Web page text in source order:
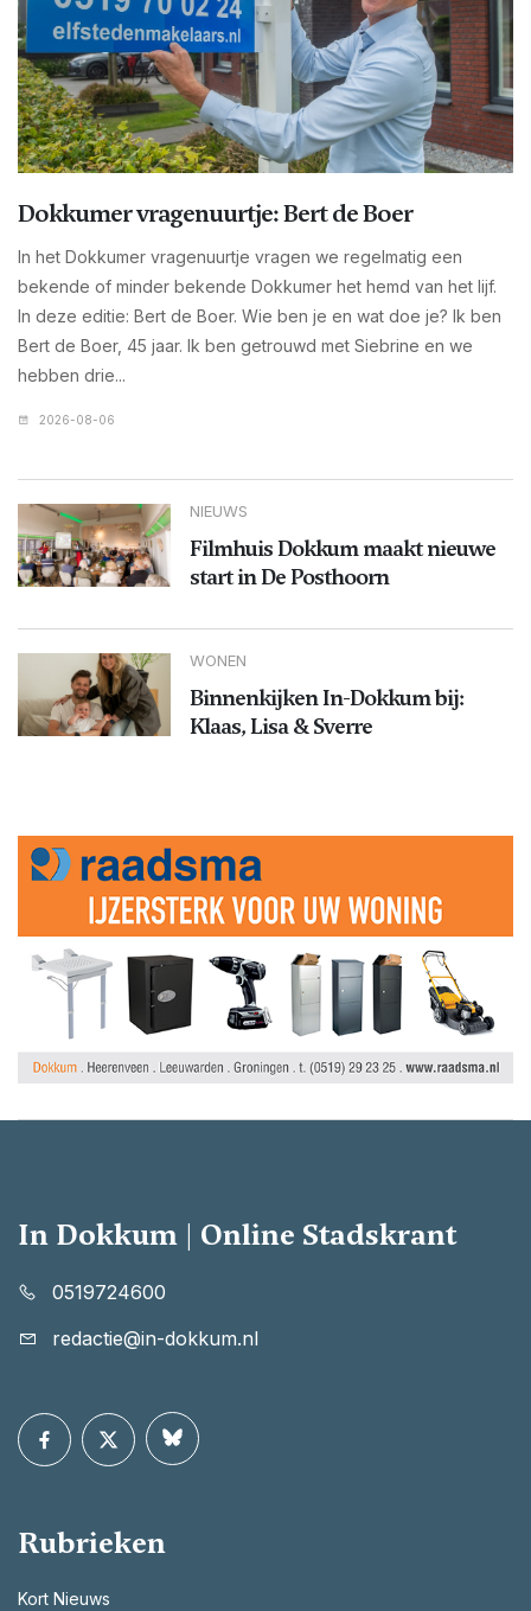
Dokkumer vragenuurtje: Bert de Boer
In het Dokkumer vragenuurtje vragen we regelmatig een
bekende of minder bekende Dokkumer het hemd van het lijf.
In deze editie: Bert de Boer. Wie ben je en wat doe je? Ik ben
Bert de Boer, 45 jaar. Ik ben getrouwd met Siebrine en we
hebben drie...
2026-08-06
NIEUWS
Filmhuis Dokkum maakt nieuwe
start in De Posthoorn
WONEN
Binnenkijken In-Dokkum bij:
Klaas, Lisa & Sverre
In Dokkum | Online Stadskrant
0519724600
redactie@in-dokkum.nl
Rubrieken
Kort Nieuws